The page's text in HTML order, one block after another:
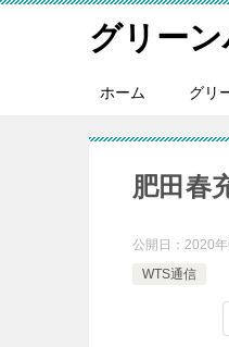
グリー
ホーム グリ
肥田春
公開日： 2020
WTS通信